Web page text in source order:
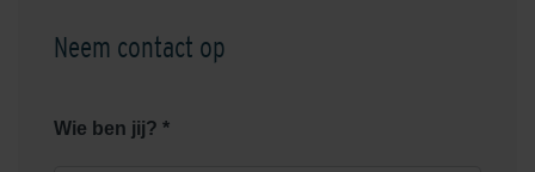
Neem contact op
Wie ben jij? *